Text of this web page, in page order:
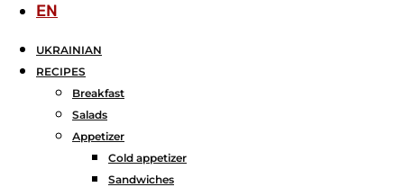
EN
UKRAINIAN
RECIPES
Breakfast
Salads
Аppetizer
Cold appetizer
Sandwiches